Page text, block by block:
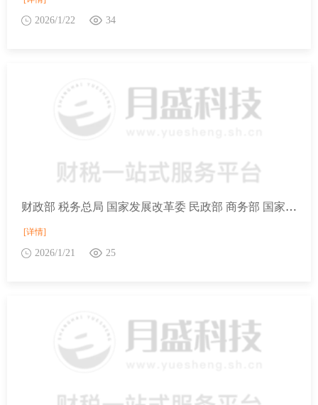
2026/1/22 34
财政部 税务总局 国家发展改革委 民政部 商务部 国家卫生健康委关于延续实施养老、托育、家政等社区家庭服务业税费优惠政策的公告
[详情]
2026/1/21 25